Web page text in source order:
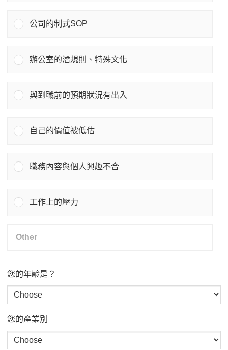
公司的制式SOP
辦公室的潛規則、特殊文化
與到職前的預期狀況有出入
自己的價值被低估
職務內容與個人興趣不合
工作上的壓力
您的年齡是？
您的產業別